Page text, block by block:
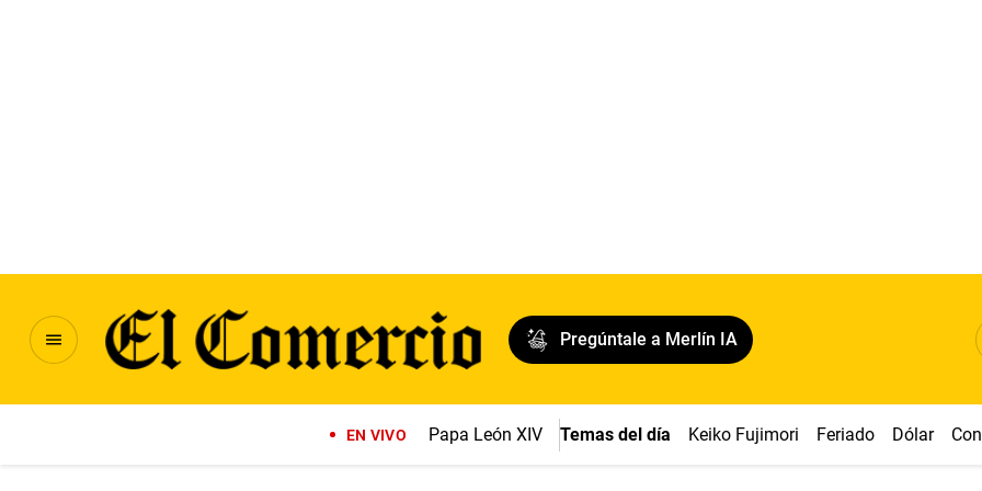
Pregúntale a Merlín IA
EN VIVO Papa León XIV Temas del día Keiko Fujimori Feriado Dólar